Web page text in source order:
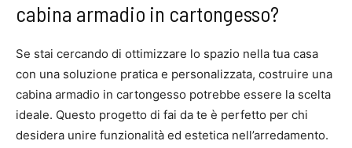
cabina armadio in cartongesso?
Se stai cercando di ottimizzare lo spazio nella tua casa
con una soluzione pratica e personalizzata, costruire una
cabina armadio in cartongesso potrebbe essere la scelta
ideale. Questo progetto di fai da te è perfetto per chi
desidera unire funzionalità ed estetica nell’arredamento.